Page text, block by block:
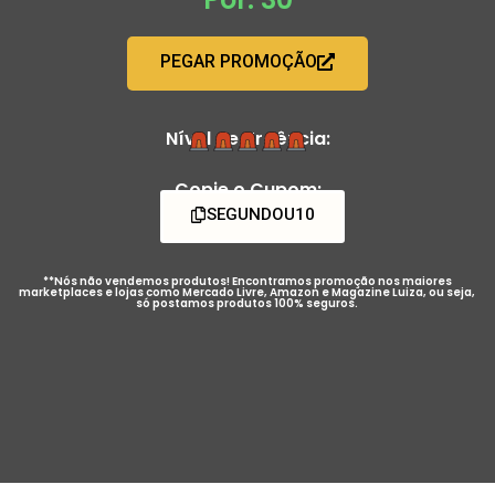
PEGAR PROMOÇÃO
Nível de Urgência:
Copie o Cupom:
SEGUNDOU10
**Nós não vendemos produtos! Encontramos promoção nos maiores
marketplaces e lojas como Mercado Livre, Amazon e Magazine Luiza, ou seja,
só postamos produtos 100% seguros.